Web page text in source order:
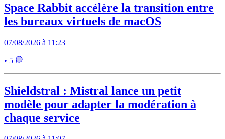
Space Rabbit accélère la transition entre
les bureaux virtuels de macOS
07/08/2026 à 11:23
• 5
Shieldstral : Mistral lance un petit
modèle pour adapter la modération à
chaque service